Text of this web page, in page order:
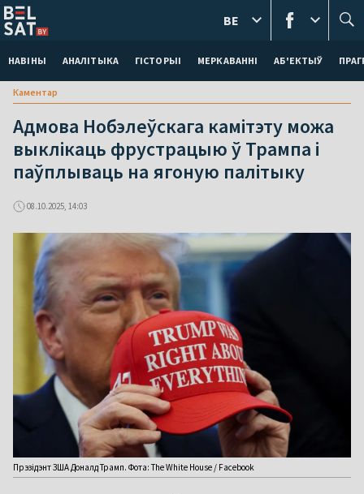
НАВІНЫ АНАЛІТЫКА ГІСТОРЫІ МЕРКАВАННI АБ'ЕКТЫЎ
BE
Каментар
Адмова Нобэлеўскага камітэту можа
выклікаць фрустрацыю ў Трампа і
паўплываць на ягоную палітыку
08.10.2025, 14:03
Прэзідэнт ЗША Доналд Трамп. Фота: The White House / Facebook